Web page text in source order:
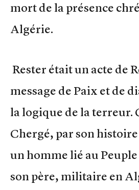
mort de la présence
Algérie.
Rester était un acte de
message de Paix et de
la logique de la terreur.
Chergé, par son
un homme lié au
son père, militaire en